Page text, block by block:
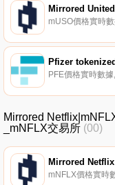
Mirrored
_mNFLX交易所 (00)
Mirrored Netflix